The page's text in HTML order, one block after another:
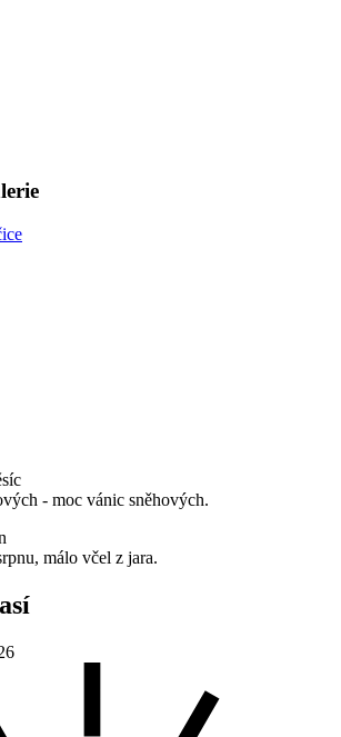
- moc vánic sněhových.
málo včel z jara.